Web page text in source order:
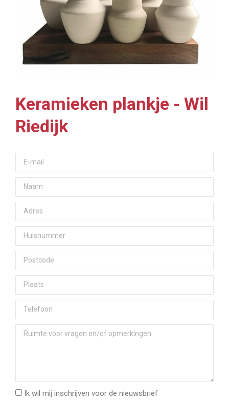
Keramieken plankje - Wil
Riedijk
Ik wil mij inschrijven voor de nieuwsbrief